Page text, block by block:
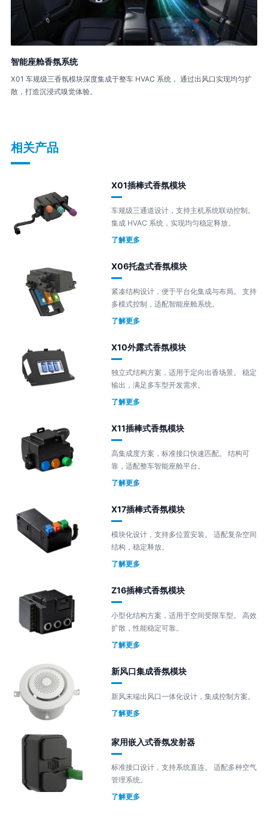
智能座舱香氛系统
X01 车规级三香氛模块深度集成于整车 HVAC 系统， 通过出风口实现均匀扩
散，打造沉浸式嗅觉体验。
相关产品
X01插棒式香氛模块
车规级三通道设计，支持主机系统联动控制。
集成 HVAC 系统，实现均匀稳定释放。
了解更多
X06托盘式香氛模块
紧凑结构设计，便于平台化集成与布局。 支持
多模式控制，适配智能座舱系统。
了解更多
X10外露式香氛模块
独立式结构方案，适用于定向出香场景。 稳定
输出，满足多车型开发需求。
了解更多
X11插棒式香氛模块
高集成度方案，标准接口快速匹配。 结构可
靠，适配整车智能座舱平台。
了解更多
X17插棒式香氛模块
模块化设计，支持多位置安装。 适配复杂空间
结构，稳定释放。
了解更多
Z16插棒式香氛模块
小型化结构方案，适用于空间受限车型。 高效
扩散，性能稳定可靠。
了解更多
新风口集成香氛模块
新风末端出风口一体化设计，集成控制方案。
了解更多
家用嵌入式香氛发射器
标准接口设计，支持系统直连。 适配多种空气
管理系统。
了解更多